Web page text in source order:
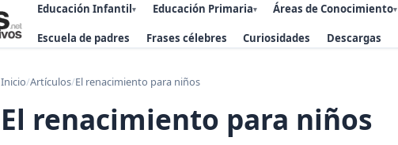
Educación Infantil▾ Educación Primaria▾ Áreas de Conocimiento▾
Escuela de padres Frases célebres Curiosidades Descargas
Inicio/Artículos/El renacimiento para niños
El renacimiento para niños